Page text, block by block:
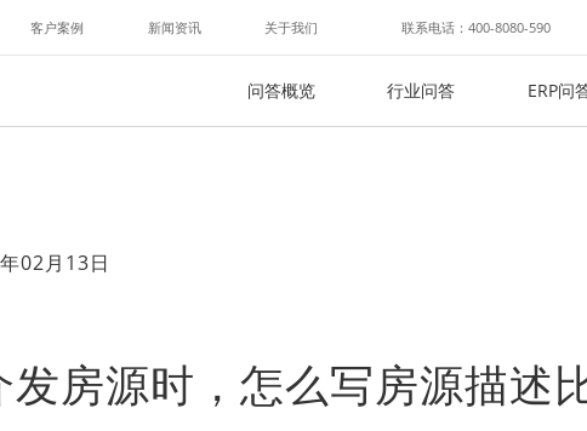
客户案例 新闻资讯 关于我们 联系电话：400-8080-590
问答概览 行业问答 ERP问
02月13日
发房源时，怎么写房源描述